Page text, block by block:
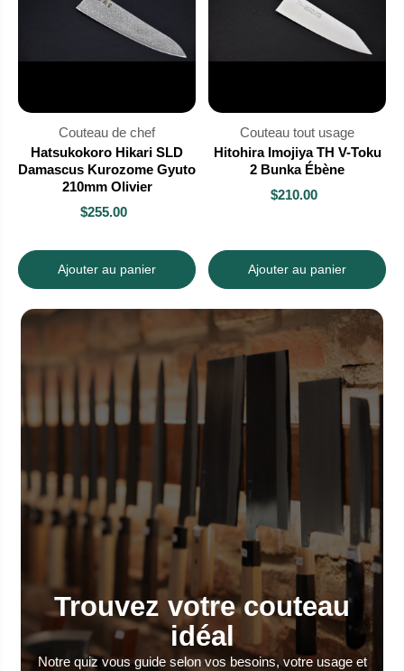
Couteau de chef
Hatsukokoro Hikari SLD
Damascus Kurozome Gyuto
210mm Olivier
$255.00
Ajouter au panier
Couteau tout usage
Hitohira Imojiya TH V-Toku
2 Bunka Ébène
$210.00
Ajouter au panier
Trouvez votre couteau
idéal
Notre quiz vous guide selon vos besoins, votre usage et